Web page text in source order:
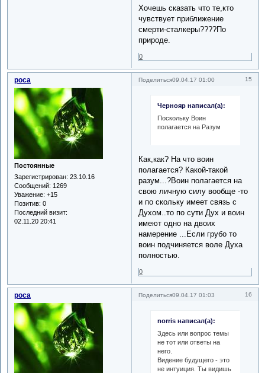
Хочешь сказать что те,кто
чувствует приближение
смерти-сталкеры????По
природе.
0
Поделиться 15
09.04.17 01:00
роса
Постоянные
Зарегистрирован: 23.10.16
Сообщений: 1269
Уважение: +15
Позитив: 0
Последний визит:
02.11.20 20:41
Чернояр написал(а):
Поскольку Воин
полагается на Разум
Как,как? На что воин
полагается? Какой-такой
разум...?Воин полагается на
свою личную силу вообще -то
и по скольку имеет связь с
Духом..то по сути Дух и воин
имеют одно на двоих
намерение ...Если грубо то
воин подчиняется воле Духа
полностью.
0
Поделиться 16
09.04.17 01:03
роса
norris написал(а):
Здесь или вопрос темы
не тот или ответы на
него.
Видение будущего - это
не интуиция. Ты видишь